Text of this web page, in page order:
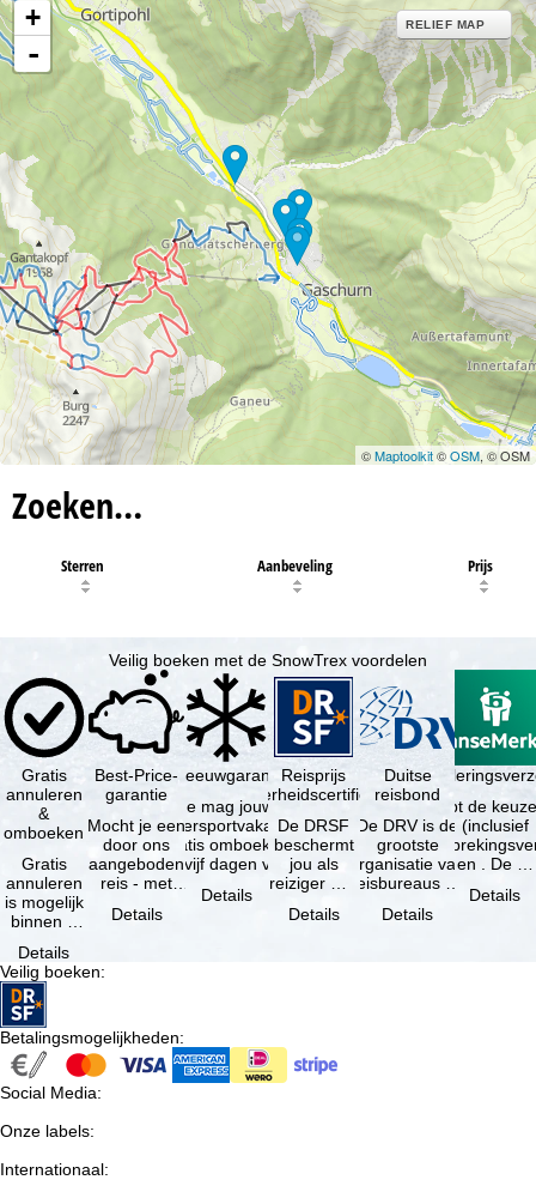
+
-
RELIEF MAP
©Maptoolkit©OSM, © OSM
Zoeken…
Sterren Aanbeveling Prijs
Veilig boeken met de SnowTrex voordelen
Gratis
annuleren
&
omboeken
Gratis
annuleren
is mogelijk
binnen 5
de
boeking,
als jouw
vakantie …
Details
Best-Price-
garantie
Mocht je een
door ons
aangeboden
reis - met
beschikbaarheid
Details
Sneeuwgarantie
Je mag jouw
wintersportvakantie
gratis omboeken
als vijf dagen voor
Details
Reisprijs
zekerheidscertificaat
De DRSF
beschermt
jou als
reiziger met
pakketreis
Details
Duitse
reisbond
De DRV is de
grootste
organisatie van
reisbureaus en
in Duitsland. …
Details
Je hebt de
(inclusief
en . De …
Details
Veilig boeken:
Betalingsmogelijkheden:
Social Media:
Onze labels:
Internationaal: